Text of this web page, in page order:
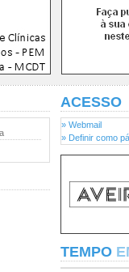
ACESSO
» Webmail
» Definir como
TEMPO